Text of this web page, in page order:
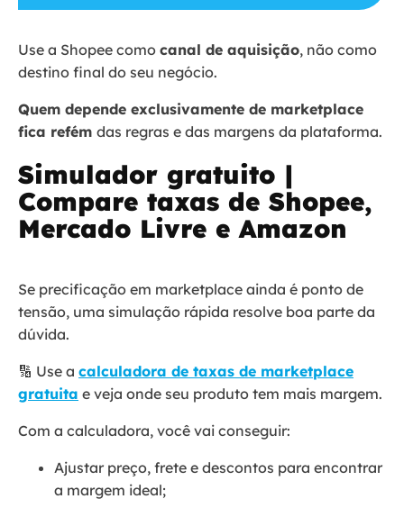
Use a Shopee como canal de aquisição, não como
destino final do seu negócio.
Quem depende exclusivamente de marketplace
fica refém das regras e das margens da plataforma.
Simulador gratuito |
Compare taxas de Shopee,
Mercado Livre e Amazon
Se precificação em marketplace ainda é ponto de
tensão, uma simulação rápida resolve boa parte da
dúvida.
🔢 Use a calculadora de taxas de marketplace
gratuita e veja onde seu produto tem mais margem.
Com a calculadora, você vai conseguir:
Ajustar preço, frete e descontos para encontrar
a margem ideal;